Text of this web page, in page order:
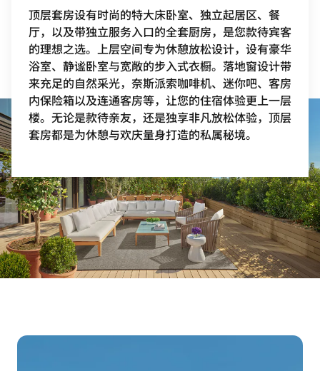
顶层套房设有时尚的特大床卧室、独立起居区、餐
厅，以及带独立服务入口的全套厨房，是您款待宾客
的理想之选。上层空间专为休憩放松设计，设有豪华
浴室、静谧卧室与宽敞的步入式衣橱。落地窗设计带
来充足的自然采光，奈斯派索咖啡机、迷你吧、客房
内保险箱以及连通客房等，让您的住宿体验更上一层
楼。无论是款待亲友，还是独享非凡放松体验，顶层
套房都是为休憩与欢庆量身打造的私属秘境。